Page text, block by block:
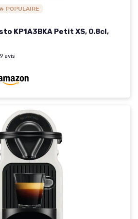
🔥 POPULAIRE
KP1A3BKA Petit XS, 0.8cl,
avis